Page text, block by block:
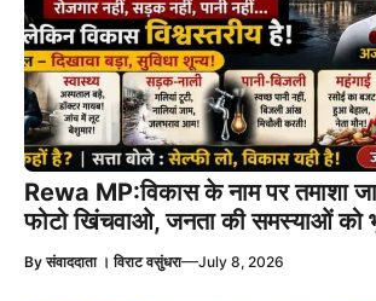
Rewa MP:विकास के नाम पर तमाशा
फोटो खिंचवाओ, जनता की समस्याओं
Byसंवाददाता । विराट वसुंधरा—July 8, 2026